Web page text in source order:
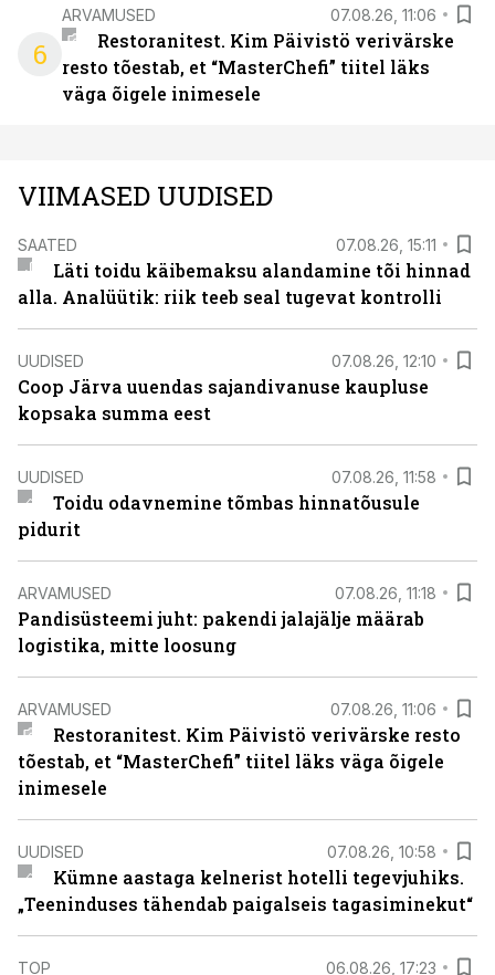
6
ARVAMUSED 07.08.26, 11:06
Restoranitest. Kim Päivistö verivärske
resto tõestab, et “MasterChefi” tiitel läks
väga õigele inimesele
VIIMASED UUDISED
SAATED 07.08.26, 15:11
Läti toidu käibemaksu alandamine tõi hinnad
alla. Analüütik: riik teeb seal tugevat kontrolli
UUDISED 07.08.26, 12:10
Coop Järva uuendas sajandivanuse kaupluse
kopsaka summa eest
UUDISED 07.08.26, 11:58
Toidu odavnemine tõmbas hinnatõusule
pidurit
ARVAMUSED 07.08.26, 11:18
Pandisüsteemi juht: pakendi jalajälje määrab
logistika, mitte loosung
ARVAMUSED 07.08.26, 11:06
Restoranitest. Kim Päivistö verivärske resto
tõestab, et “MasterChefi” tiitel läks väga õigele
inimesele
UUDISED 07.08.26, 10:58
Kümne aastaga kelnerist hotelli tegevjuhiks.
„Teeninduses tähendab paigalseis tagasiminekut“
TOP 06.08.26, 17:23